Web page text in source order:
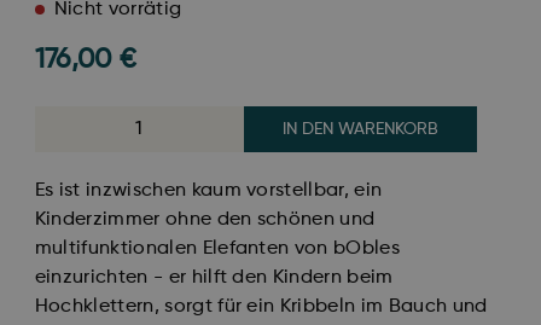
Nicht vorrätig
176,00€
IN DEN WARENKORB
Es ist inzwischen kaum vorstellbar, ein
Kinderzimmer ohne den schönen und
multifunktionalen Elefanten von bObles
einzurichten - er hilft den Kindern beim
Hochklettern, sorgt für ein Kribbeln im Bauch und